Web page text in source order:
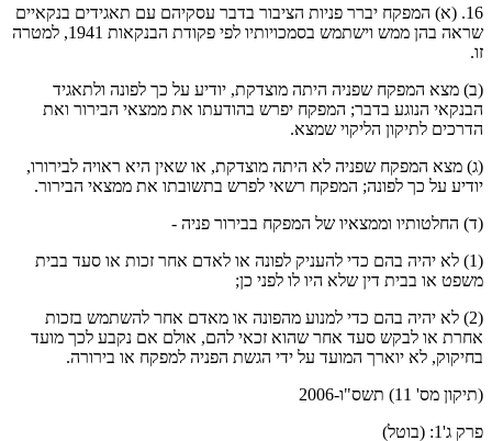
16. (א) המפקח יברר פניות הציבור בדבר עסקיהם עם תאגידים בנקאיים
שראה בהן ממש וישתמש בסמכויותיו לפי פקודת הבנקאות 1941, למטרה
זו.
(ב) מצא המפקח שפניה היתה מוצדקת, יודיע על כך לפונה ולתאגיד
הבנקאי הנוגע בדבר; המפקח יפרש בהודעתו את ממצאי הבירור ואת
הדרכים לתיקון הליקוי שמצא.
(ג) מצא המפקח שפניה לא היתה מוצדקת, או שאין היא ראויה לבירורו,
יודיע על כך לפונה; המפקח רשאי לפרש בתשובתו את ממצאי הבירור.
(ד) החלטותיו וממצאיו של המפקח בבירור פניה -
(1) לא יהיה בהם כדי להעניק לפונה או לאדם אחר זכות או סעד בבית
משפט או בבית דין שלא היו לו לפני כן;
(2) לא יהיה בהם כדי למנוע מהפונה או מאדם אחר להשתמש בזכות
אחרת או לבקש סעד אחר שהוא זכאי להם, אולם אם נקבע לכך מועד
בחיקוק, לא יוארך המועד על ידי הגשת הפניה למפקח או בירורה.
(תיקון מס' 11) תשס"ו-2006
פרק ג'1: (בוטל)